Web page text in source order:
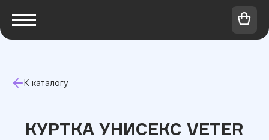
К каталогу
КУРТКА УНИСЕКС VETER